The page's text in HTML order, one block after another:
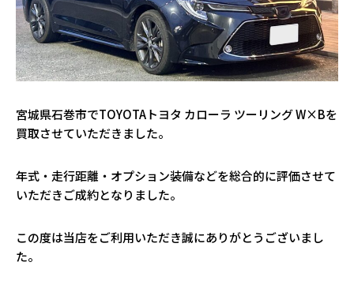
宮城県石巻市でTOYOTAトヨタ カローラ ツーリング W×Bを
買取させていただきました。
年式・走行距離・オプション装備などを総合的に評価させて
いただきご成約となりました。
この度は当店をご利用いただき誠にありがとうございまし
た。